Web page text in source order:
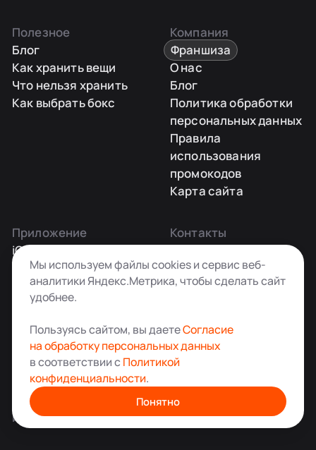
Полезное
Блог
Как хранить вещи
Что нельзя хранить
Как выбрать бокс
Компания
Франшиза
О нас
Блог
Политика обработки
персональных данных
Правила
использования
промокодов
Карта сайта
Приложение
iOS
Android
Контакты
Заказать звонок
+7 495 181-55-45
info@kladovkin.ru
Аренда склада для хранения вещей в Москве
© ООО «Кладовкин» 2026. Все права защищены
ИНН:7100007940 ОГРН:1217100007805
Мы используем файлы cookies и сервис веб-
аналитики Яндекс.Метрика, чтобы сделать сайт
удобнее.
Пользуясь сайтом, вы даетеСогласие
на обработку персональных данных
в соответствии с Политикой
конфиденциальности.
Понятно